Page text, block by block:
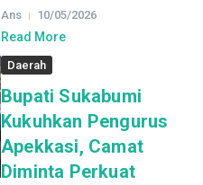
Ans 10/05/2026
Read More
Daerah
Bupati Sukabumi
Kukuhkan Pengurus
Apekkasi, Camat
Diminta Perkuat